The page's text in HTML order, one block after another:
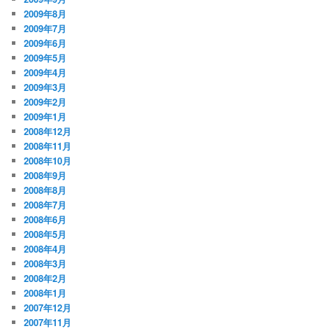
2009年8月
2009年7月
2009年6月
2009年5月
2009年4月
2009年3月
2009年2月
2009年1月
2008年12月
2008年11月
2008年10月
2008年9月
2008年8月
2008年7月
2008年6月
2008年5月
2008年4月
2008年3月
2008年2月
2008年1月
2007年12月
2007年11月